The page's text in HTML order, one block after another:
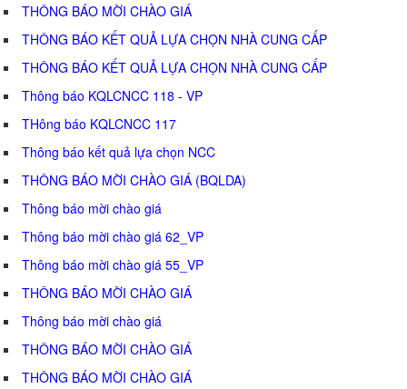
THÔNG BÁO MỜI CHÀO GIÁ
THÔNG BÁO KẾT QUẢ LỰA CHỌN NHÀ CUNG CẤP
THÔNG BÁO KẾT QUẢ LỰA CHỌN NHÀ CUNG CẤP
Thông báo KQLCNCC 118 - VP
THông báo KQLCNCC 117
Thông báo kết quả lựa chọn NCC
THÔNG BÁO MỜI CHÀO GIÁ (BQLDA)
Thông báo mời chào giá
Thông báo mời chào giá 62_VP
Thông báo mời chào giá 55_VP
THÔNG BÁO MỜI CHÀO GIÁ
Thông báo mời chào giá
THÔNG BÁO MỜI CHÀO GIÁ
THÔNG BÁO MỜI CHÀO GIÁ